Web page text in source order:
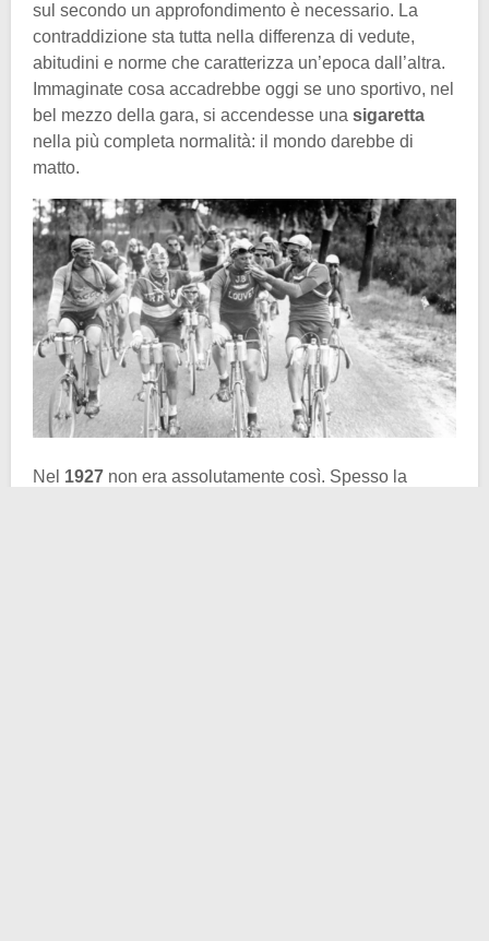
sul secondo un approfondimento è necessario. La
contraddizione sta tutta nella differenza di vedute,
abitudini e norme che caratterizza un’epoca dall’altra.
Immaginate cosa accadrebbe oggi se uno sportivo, nel
bel mezzo della gara, si accendesse una sigaretta
nella più completa normalità: il mondo darebbe di
matto.
Nel 1927 non era assolutamente così. Spesso la